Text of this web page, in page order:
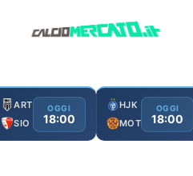
ART
SIO
OGGI
18:00
HJK
MOT
OGGI
18:00